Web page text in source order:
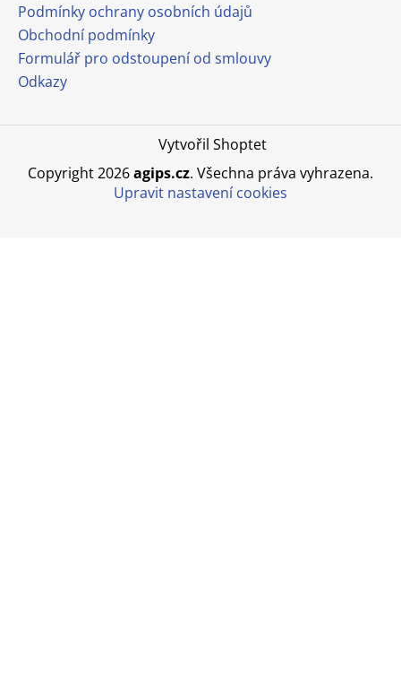
Podmínky ochrany osobních údajů
Obchodní podmínky
Formulář pro odstoupení od smlouvy
Odkazy
Vytvořil Shoptet
Copyright 2026agips.cz. Všechna práva vyhrazena.
Upravit nastavení cookies